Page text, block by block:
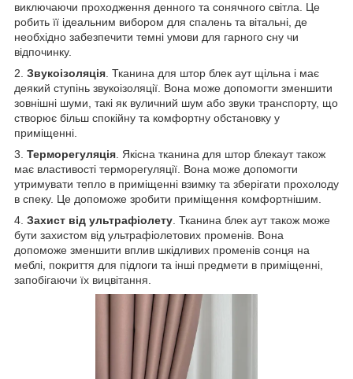
виключаючи проходження денного та сонячного світла. Це
робить її ідеальним вибором для спалень та вітальні, де
необхідно забезпечити темні умови для гарного сну чи
відпочинку.
2. Звукоізоляція. Тканина для штор блек аут щільна і має
деякий ступінь звукоізоляції. Вона може допомогти зменшити
зовнішні шуми, такі як вуличний шум або звуки транспорту, що
створює більш спокійну та комфортну обстановку у
приміщенні.
3. Терморегуляція. Якісна тканина для штор блекаут також
має властивості терморегуляції. Вона може допомогти
утримувати тепло в приміщенні взимку та зберігати прохолоду
в спеку. Це допоможе зробити приміщення комфортнішим.
4. Захист від ультрафіолету. Тканина блек аут також може
бути захистом від ультрафіолетових променів. Вона
допоможе зменшити вплив шкідливих променів сонця на
меблі, покриття для підлоги та інші предмети в приміщенні,
запобігаючи їх вицвітання.